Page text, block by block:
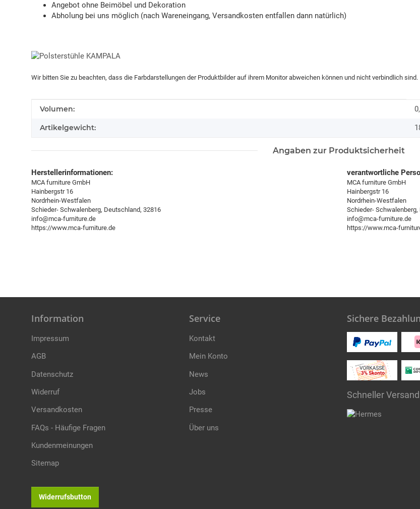
Angebot ohne Beimöbel und Dekoration
Abholung bei uns möglich (nach Wareneingang, Versandkosten entfallen dann natürlich)
Wir bitten Sie zu beachten, dass die Farbdarstellungen der Produktbilder auf ihrem Monitor abweichen können und nicht verbindlich sind.
Produkteigenschaft
Wert
Volumen:
Artikelgewicht:
Angaben zur Produktsicherheit
Herstellerinformationen:
MCA furniture GmbH
Hainbergstr 16
Nordrhein-Westfalen
Schieder- Schwalenberg, Deutschland, 32816
info@mca-furniture.de
https://www.mca-furniture.de
verantwortliche
MCA furniture GmbH
Hainbergstr 16
Nordrhein-Westfalen
Schieder-
info@mca-furniture.de
https://www.mca-
Information
Impressum
AGB
Datenschutz
Widerruf
Versandkosten
FAQs - Häufige Fragen
Kundenmeinungen
Sitemap
Service
Kontakt
Mein Konto
News
Jobs
Presse
Über uns
Sichere
Schneller Versand
Widerrufsbutton